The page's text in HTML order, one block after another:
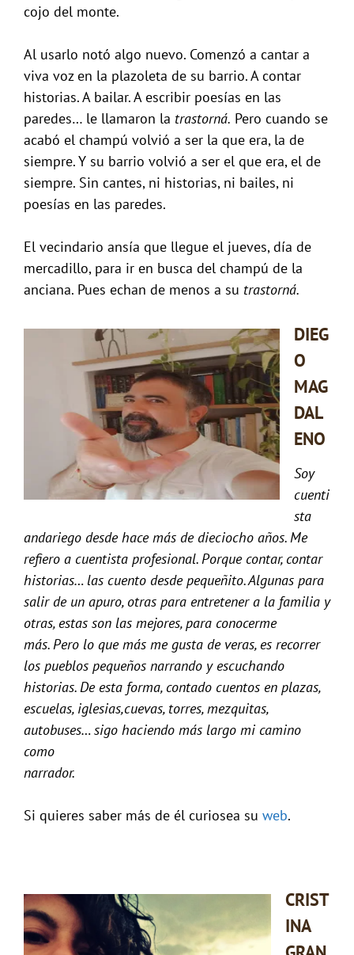
cojo del monte.
Al usarlo notó algo nuevo. Comenzó a cantar a
viva voz en la plazoleta de su barrio. A contar
historias. A bailar. A escribir poesías en las
paredes… le llamaron la trastorná. Pero cuando se
acabó el champú volvió a ser la que era, la de
siempre. Y su barrio volvió a ser el que era, el de
siempre. Sin cantes, ni historias, ni bailes, ni
poesías en las paredes.
El vecindario ansía que llegue el jueves, día de
mercadillo, para ir en busca del champú de la
anciana. Pues echan de menos a su trastorná.
DIEG
O
MAG
DAL
ENO
Soy
cuenti
sta
andariego desde hace más de dieciocho años. Me
refiero a cuentista profesional. Porque contar, contar
historias… las cuento desde pequeñito. Algunas para
salir de un apuro, otras para entretener a la familia y
otras, estas son las mejores, para conocerme
más. Pero lo que más me gusta de veras, es recorrer
los pueblos pequeños narrando y escuchando
historias. De esta forma, contado cuentos en plazas,
escuelas, iglesias,cuevas, torres, mezquitas,
autobuses… sigo haciendo más largo mi camino
como
narrador.
Si quieres saber más de él curiosea su web.
CRIST
INA